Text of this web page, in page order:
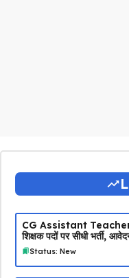
CG Assistant
शिक्षक पदों पर सीधी भर्ती,
Status: New